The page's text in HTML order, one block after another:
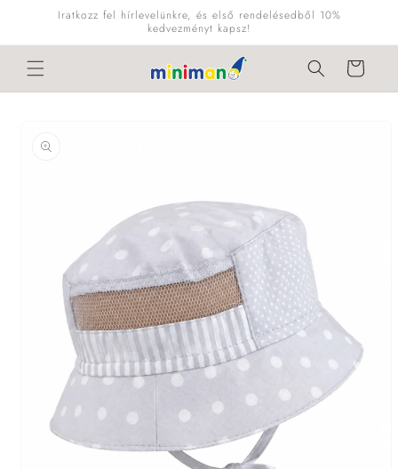
Ugrás aIratkozz fel hírlevelünkre, és első rendelésedből 10%
kedvezményt kapsz!
Kosár
ugrás a
termékadatokra